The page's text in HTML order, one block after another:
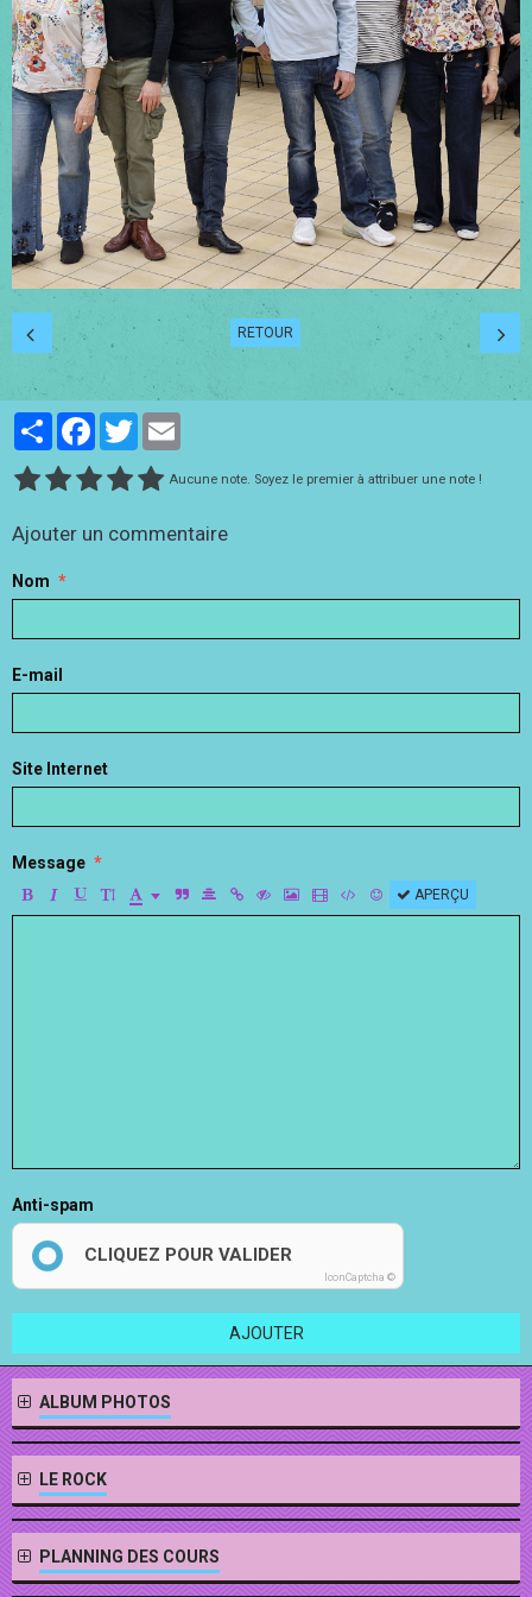
RETOUR
PartagerFacebookTwitter
Aucune note. Soyez le premier à attribuer une note !
Ajouter un commentaire
Nom
E-mail
Site Internet
Message
APERÇU
Anti-spam
CLIQUEZ POUR VALIDER
IconCaptcha ©
AJOUTER
ALBUM PHOTOS
LE ROCK
PLANNING DES COURS